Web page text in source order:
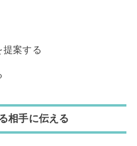
提案する
相手に伝える